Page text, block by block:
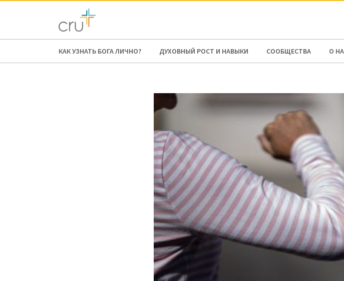
AFRICA
КАК УЗНАТЬ БОГА ЛИЧНО? ДУХОВНЫЙ РОСТ И НАВЫКИ СООБЩЕСТВА О